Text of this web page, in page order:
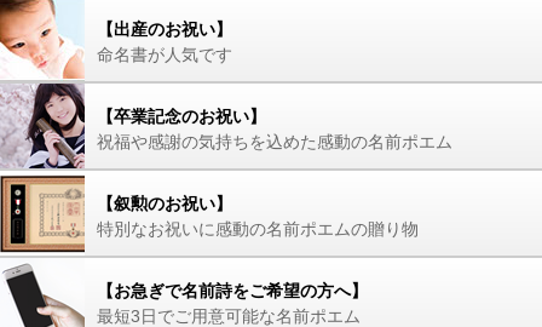
【出産のお祝い】
命名書が人気です
【卒業記念のお祝い】
祝福や感謝の気持ちを込めた感動の名前ポエム
【叙勲のお祝い】
特別なお祝いに感動の名前ポエムの贈り物
【お急ぎで名前詩をご希望の方へ】
最短3日でご用意可能な名前ポエム